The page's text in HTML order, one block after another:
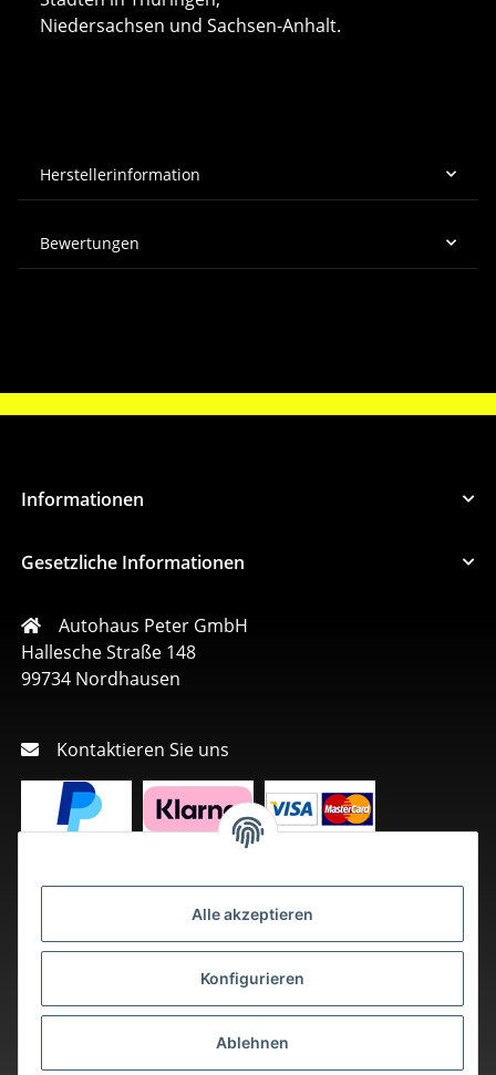
Alle akzeptieren
Konfigurieren
Ablehnen
Niedersachsen und Sachsen-Anhalt.
Herstellerinformation
Bewertungen
Informationen
Gesetzliche Informationen
Autohaus Peter GmbH
Hallesche Straße 148
99734 Nordhausen
Kontaktieren Sie uns